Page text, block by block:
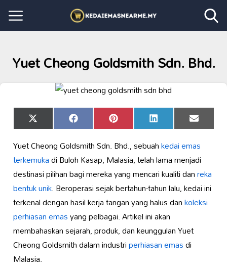
Yuet Cheong Goldsmith Sdn. Bhd.
Share
on
X
(Twitter)
Share
on
Facebook Share
on
Pinterest Share
on
LinkedIn Share
on
Email
Yuet Cheong Goldsmith Sdn. Bhd., sebuahkedai emas
terkemukadi Buloh Kasap, Malasia, telah lama menjadi
destinasi pilihan bagi mereka yang mencari kualiti danreka
bentuk unik. Beroperasi sejak bertahun-tahun lalu, kedai ini
terkenal dengan hasil kerja tangan yang halus dankoleksi
perhiasan emasyang pelbagai. Artikel ini akan
membahaskan sejarah, produk, dan keunggulan Yuet
Cheong Goldsmith dalam industriperhiasan emasdi
Malasia.